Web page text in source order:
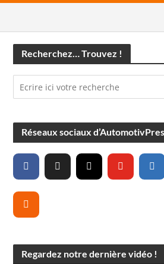
Recherchez… Trouvez !
Réseaux sociaux
Regardez notre dernière vidéo !